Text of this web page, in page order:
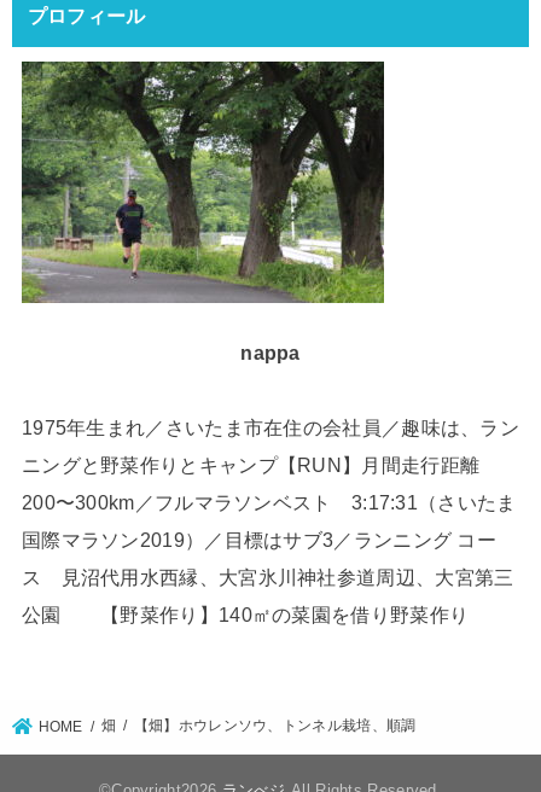
プロフィール
nappa
1975年生まれ／さいたま市在住の会社員／趣味は、ラン
ニングと野菜作りとキャンプ【RUN】月間走行距離
200〜300km／フルマラソンベスト 3:17:31（さいたま
国際マラソン2019）／目標はサブ3／ランニング コー
ス 見沼代用水西縁、大宮氷川神社参道周辺、大宮第三
公園 【野菜作り】140㎡の菜園を借り野菜作り
HOME 畑 【畑】ホウレンソウ、トンネル栽培、順調